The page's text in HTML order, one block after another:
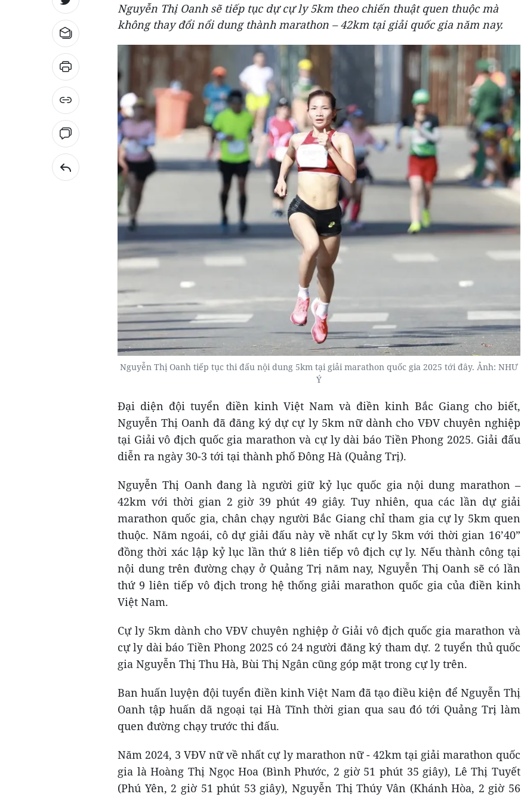
Nguyễn Thị Oanh sẽ tiếp tục dự cự ly 5km theo chiến thuật quen thuộc mà
không thay đổi nổi dung thành marathon – 42km tại giải quốc gia năm nay.
Nguyễn Thị Oanh tiếp tục thi đấu nội dung 5km tại giải marathon quốc gia 2025 tới đây. Ảnh: NHƯ
Ý
Đại diện đội tuyển điền kinh Việt Nam và điền kinh Bắc Giang cho biết,
Nguyễn Thị Oanh đã đăng ký dự cự ly 5km nữ dành cho VĐV chuyên nghiệp
tại Giải vô địch quốc gia marathon và cự ly dài báo Tiền Phong 2025. Giải đấu
diễn ra ngày 30-3 tới tại thành phố Đông Hà (Quảng Trị).
Nguyễn Thị Oanh đang là người giữ kỷ lục quốc gia nội dung marathon –
42km với thời gian 2 giờ 39 phút 49 giây. Tuy nhiên, qua các lần dự giải
marathon quốc gia, chân chạy người Bắc Giang chỉ tham gia cự ly 5km quen
thuộc. Năm ngoái, cô dự giải đấu này về nhất cự ly 5km với thời gian 16’40”
đồng thời xác lập kỷ lục lần thứ 8 liên tiếp vô địch cự ly. Nếu thành công tại
nội dung trên đường chạy ở Quảng Trị năm nay, Nguyễn Thị Oanh sẽ có lần
thứ 9 liên tiếp vô địch trong hệ thống giải marathon quốc gia của điền kinh
Việt Nam.
Cự ly 5km dành cho VĐV chuyên nghiệp ở Giải vô địch quốc gia marathon và
cự ly dài báo Tiền Phong 2025 có 24 người đăng ký tham dự. 2 tuyển thủ quốc
gia Nguyễn Thị Thu Hà, Bùi Thị Ngân cũng góp mặt trong cự ly trên.
Ban huấn luyện đội tuyển điền kinh Việt Nam đã tạo điều kiện để Nguyễn Thị
Oanh tập huấn dã ngoại tại Hà Tĩnh thời gian qua sau đó tới Quảng Trị làm
quen đường chạy trước thi đấu.
Năm 2024, 3 VĐV nữ về nhất cự ly marathon nữ - 42km tại giải marathon quốc
gia là Hoàng Thị Ngọc Hoa (Bình Phước, 2 giờ 51 phút 35 giây), Lê Thị Tuyết
(Phú Yên, 2 giờ 51 phút 53 giây), Nguyễn Thị Thúy Vân (Khánh Hòa, 2 giờ 56